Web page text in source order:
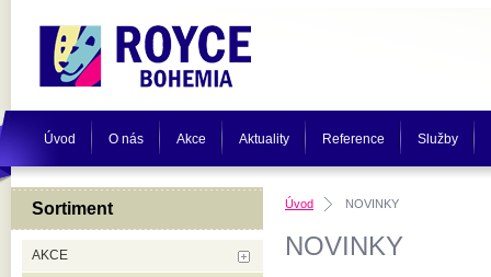
Úvod O nás Akce Aktuality Reference Služby
Úvod NOVINKY
NOVINKY
Sortiment
AKCE